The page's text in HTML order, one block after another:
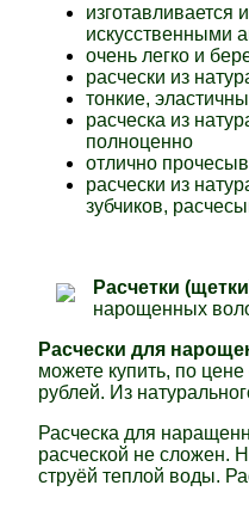
искусственными
очень легко и
расчески из
тонкие,
расческа из
полноценно
отлично
расчески из
зубчиков,
Расчетки
нарощенных
Расчески для
можете купить, по
рублей. Из
Расческа для
расческой не сложен.
струёй теплой воды.